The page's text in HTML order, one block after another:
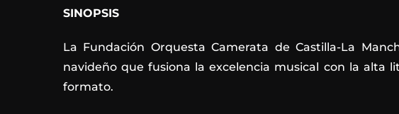
SINOPSIS
La Fundación Orquesta Camerata de Castilla-La
navideño que fusiona la excelencia musical con la alta
formato.